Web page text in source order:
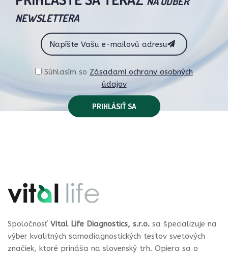
NEWSLETTERA
Súhlasím so Zásadami ochrany osobných
údajov
Spoločnosť Vital Life Diagnostics, s.r.o. sa špecializuje na
výber kvalitných samodiagnostických testov svetových
značiek, ktoré prináša na slovenský trh. Opiera sa o